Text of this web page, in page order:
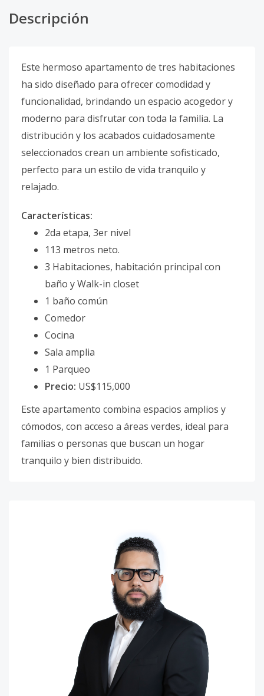
Descripción
Este hermoso apartamento de tres habitaciones
ha sido diseñado para ofrecer comodidad y
funcionalidad, brindando un espacio acogedor y
moderno para disfrutar con toda la familia. La
distribución y los acabados cuidadosamente
seleccionados crean un ambiente sofisticado,
perfecto para un estilo de vida tranquilo y
relajado.
Características:
2da etapa, 3er nivel
113 metros neto.
3 Habitaciones, habitación principal con
baño y Walk-in closet
1 baño común
Comedor
Cocina
Sala amplia
1 Parqueo
Precio: US$115,000
Este apartamento combina espacios amplios y
cómodos, con acceso a áreas verdes, ideal para
familias o personas que buscan un hogar
tranquilo y bien distribuido.